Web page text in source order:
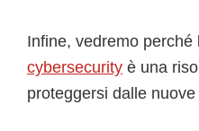
Infine, vedremo perché
cybersecurity è una
proteggersi dalle